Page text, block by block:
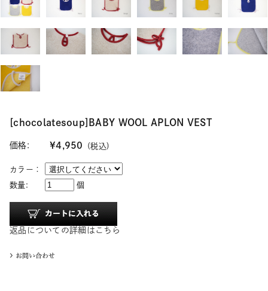
[chocolatesoup]BABY WOOL APLON VEST
価格: ¥4,950 (税込)
カラー：
数量:
個
返品についての詳細はこちら